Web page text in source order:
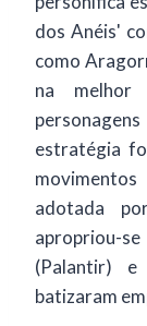
dos Anéis'
como
na melhor
estratégia
adotada
apropriou-
(Palantir) e
batizaram